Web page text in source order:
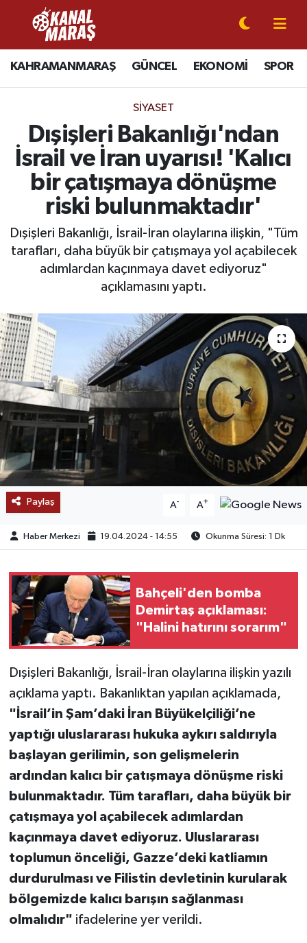
KAHRAMANMARAŞ GÜNCEL EKONOMİ SPOR
SIYASET
Dışişleri Bakanlığı'ndan
İsrail ve İran uyarısı! 'Kalıcı
bir çatışmaya dönüşme
riski bulunmaktadır'
Dışişleri Bakanlığı, İsrail-İran olaylarına ilişkin, "Tüm
tarafları, daha büyük bir çatışmaya yol açabilecek
adımlardan kaçınmaya davet ediyoruz"
açıklamasını yaptı.
Paylaş A- A+
Haber Merkezi 19.04.2024 - 14:55 Okunma Süresi: 1 Dk
Bahçeli'den bomba
Demirtaş açıklaması:
"Halini hatırını sorarım"
Dışişleri Bakanlığı, İsrail-İran olaylarına ilişkin yazılı
açıklama yaptı. Bakanlıktan yapılan açıklamada,
"İsrail’in Şam’daki İran Büyükelçiliği’ne
yaptığı uluslararası hukuka aykırı saldırıyla
başlayan gerilimin, son gelişmelerin
ardından kalıcı bir çatışmaya dönüşme riski
bulunmaktadır. Tüm tarafları, daha büyük bir
çatışmaya yol açabilecek adımlardan
kaçınmaya davet ediyoruz. Uluslararası
toplumun önceliği, Gazze’deki katliamın
durdurulması ve Filistin devletinin kurularak
bölgemizde kalıcı barışın sağlanması
olmalıdır" ifadelerine yer verildi.
CANLI YAYIN
KAHRAMANMARAŞ
GÜNCEL
SPOR
SİYASET
EKONOMİ
GÜNDEM
SAĞLIK
EĞİTİM
BÖLGE
KEŞFET
POPÜLER
DÜNYA
TREND
MEDYA
OTOMOTİV
TEKNOLOJİ
KÜLTÜR SANAT
Kahramanmaraş Nöbetçi Eczaneler
Kahramanmaraş Hava Durumu
Kahramanmaraş Namaz Vakitleri
Kahramanmaraş Trafik Yoğunluk Haritası
Süper Lig Puan Durumu ve Fikstür
Tüm Manşetler
Son Dakika Haberleri